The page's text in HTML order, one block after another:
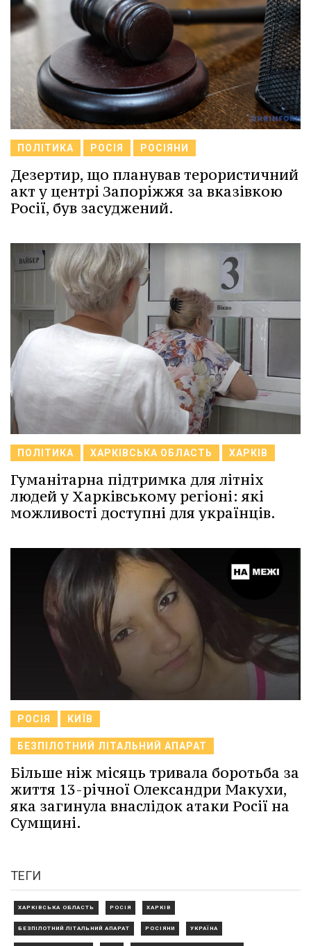
ПОЛІТИКА РОСІЯ РОСІЯНИ
Дезертир, що планував терористичний
акт у центрі Запоріжжя за вказівкою
Росії, був засуджений.
ПОЛІТИКА ХАРКІВСЬКА ОБЛАСТЬ ХАРКІВ
Гуманітарна підтримка для літніх
людей у Харківському регіоні: які
можливості доступні для українців.
РОСІЯ КИЇВ
БЕЗПІЛОТНИЙ ЛІТАЛЬНИЙ АПАРАТ
Більше ніж місяць тривала боротьба за
життя 13-річної Олександри Макухи,
яка загинула внаслідок атаки Росії на
Сумщині.
ТЕГИ
ХАРКІВСЬКА ОБЛАСТЬ РОСІЯ ХАРКІВ
БЕЗПІЛОТНИЙ ЛІТАЛЬНИЙ АПАРАТ РОСІЯНИ УКРАЇНА